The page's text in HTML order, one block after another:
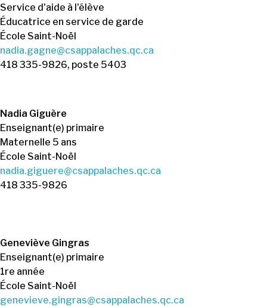
Service d'aide à l'élève
Éducatrice en service de garde
École Saint-Noël
nadia.gagne@csappalaches.qc.ca
418 335-9826, poste 5403
Nadia Giguère
Enseignant(e) primaire
Maternelle 5 ans
École Saint-Noël
nadia.giguere@csappalaches.qc.ca
418 335-9826
Geneviève Gingras
Enseignant(e) primaire
1re année
École Saint-Noël
genevieve.gingras@csappalaches.qc.ca